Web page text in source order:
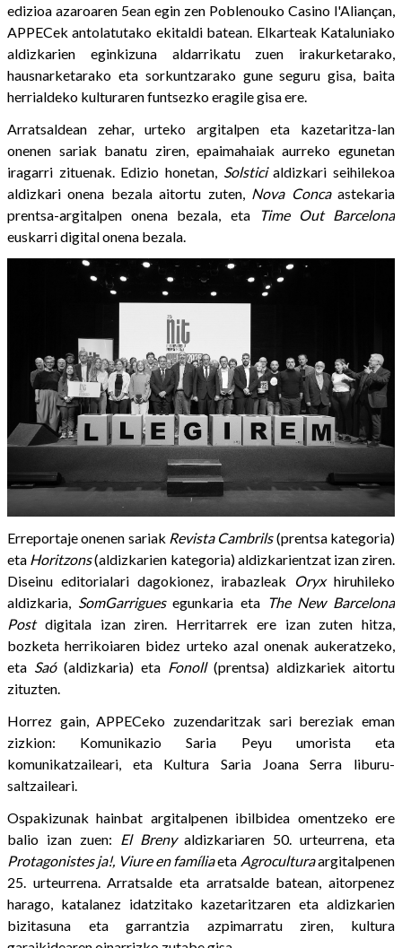
edizioa azaroaren 5ean egin zen Poblenouko Casino l'Aliançan,
APPECek antolatutako ekitaldi batean. Elkarteak Kataluniako
aldizkarien eginkizuna aldarrikatu zuen irakurketarako,
hausnarketarako eta sorkuntzarako gune seguru gisa, baita
herrialdeko kulturaren funtsezko eragile gisa ere.
Arratsaldean zehar, urteko argitalpen eta kazetaritza-lan
onenen sariak banatu ziren, epaimahaiak aurreko egunetan
iragarri zituenak. Edizio honetan, Solsticialdizkari seihilekoa
aldizkari onena bezala aitortu zuten, Nova Concaastekaria
prentsa-argitalpen onena bezala, eta
Time Out Barcelona
euskarri digital onena bezala.
Erreportaje onenen sariak Revista Cambrils(prentsa kategoria)
eta Horitzons(aldizkarien kategoria) aldizkarientzat izan ziren.
Diseinu editorialari dagokionez, irabazleak
Oryxhiruhileko
aldizkaria, SomGarriguesegunkaria eta The New Barcelona
Postdigitala izan ziren. Herritarrek ere izan zuten hitza,
bozketa herrikoiaren bidez urteko azal onenak aukeratzeko,
eta Saó(aldizkaria) eta Fonoll(prentsa) aldizkariek aitortu
zituzten.
Horrez gain, APPECeko zuzendaritzak sari bereziak eman
zizkion: Komunikazio Saria Peyu umorista eta
komunikatzaileari, eta Kultura Saria Joana Serra liburu-
saltzaileari.
Ospakizunak hainbat argitalpenen ibilbidea omentzeko ere
balio izan zuen:
El Brenyaldizkariaren 50. urteurrena, eta
Protagonistes ja!, Viure en famíliaeta Agroculturaargitalpenen
25. urteurrena. Arratsalde eta arratsalde batean, aitorpenez
harago, katalanez idatzitako kazetaritzaren eta aldizkarien
bizitasuna eta garrantzia azpimarratu ziren, kultura